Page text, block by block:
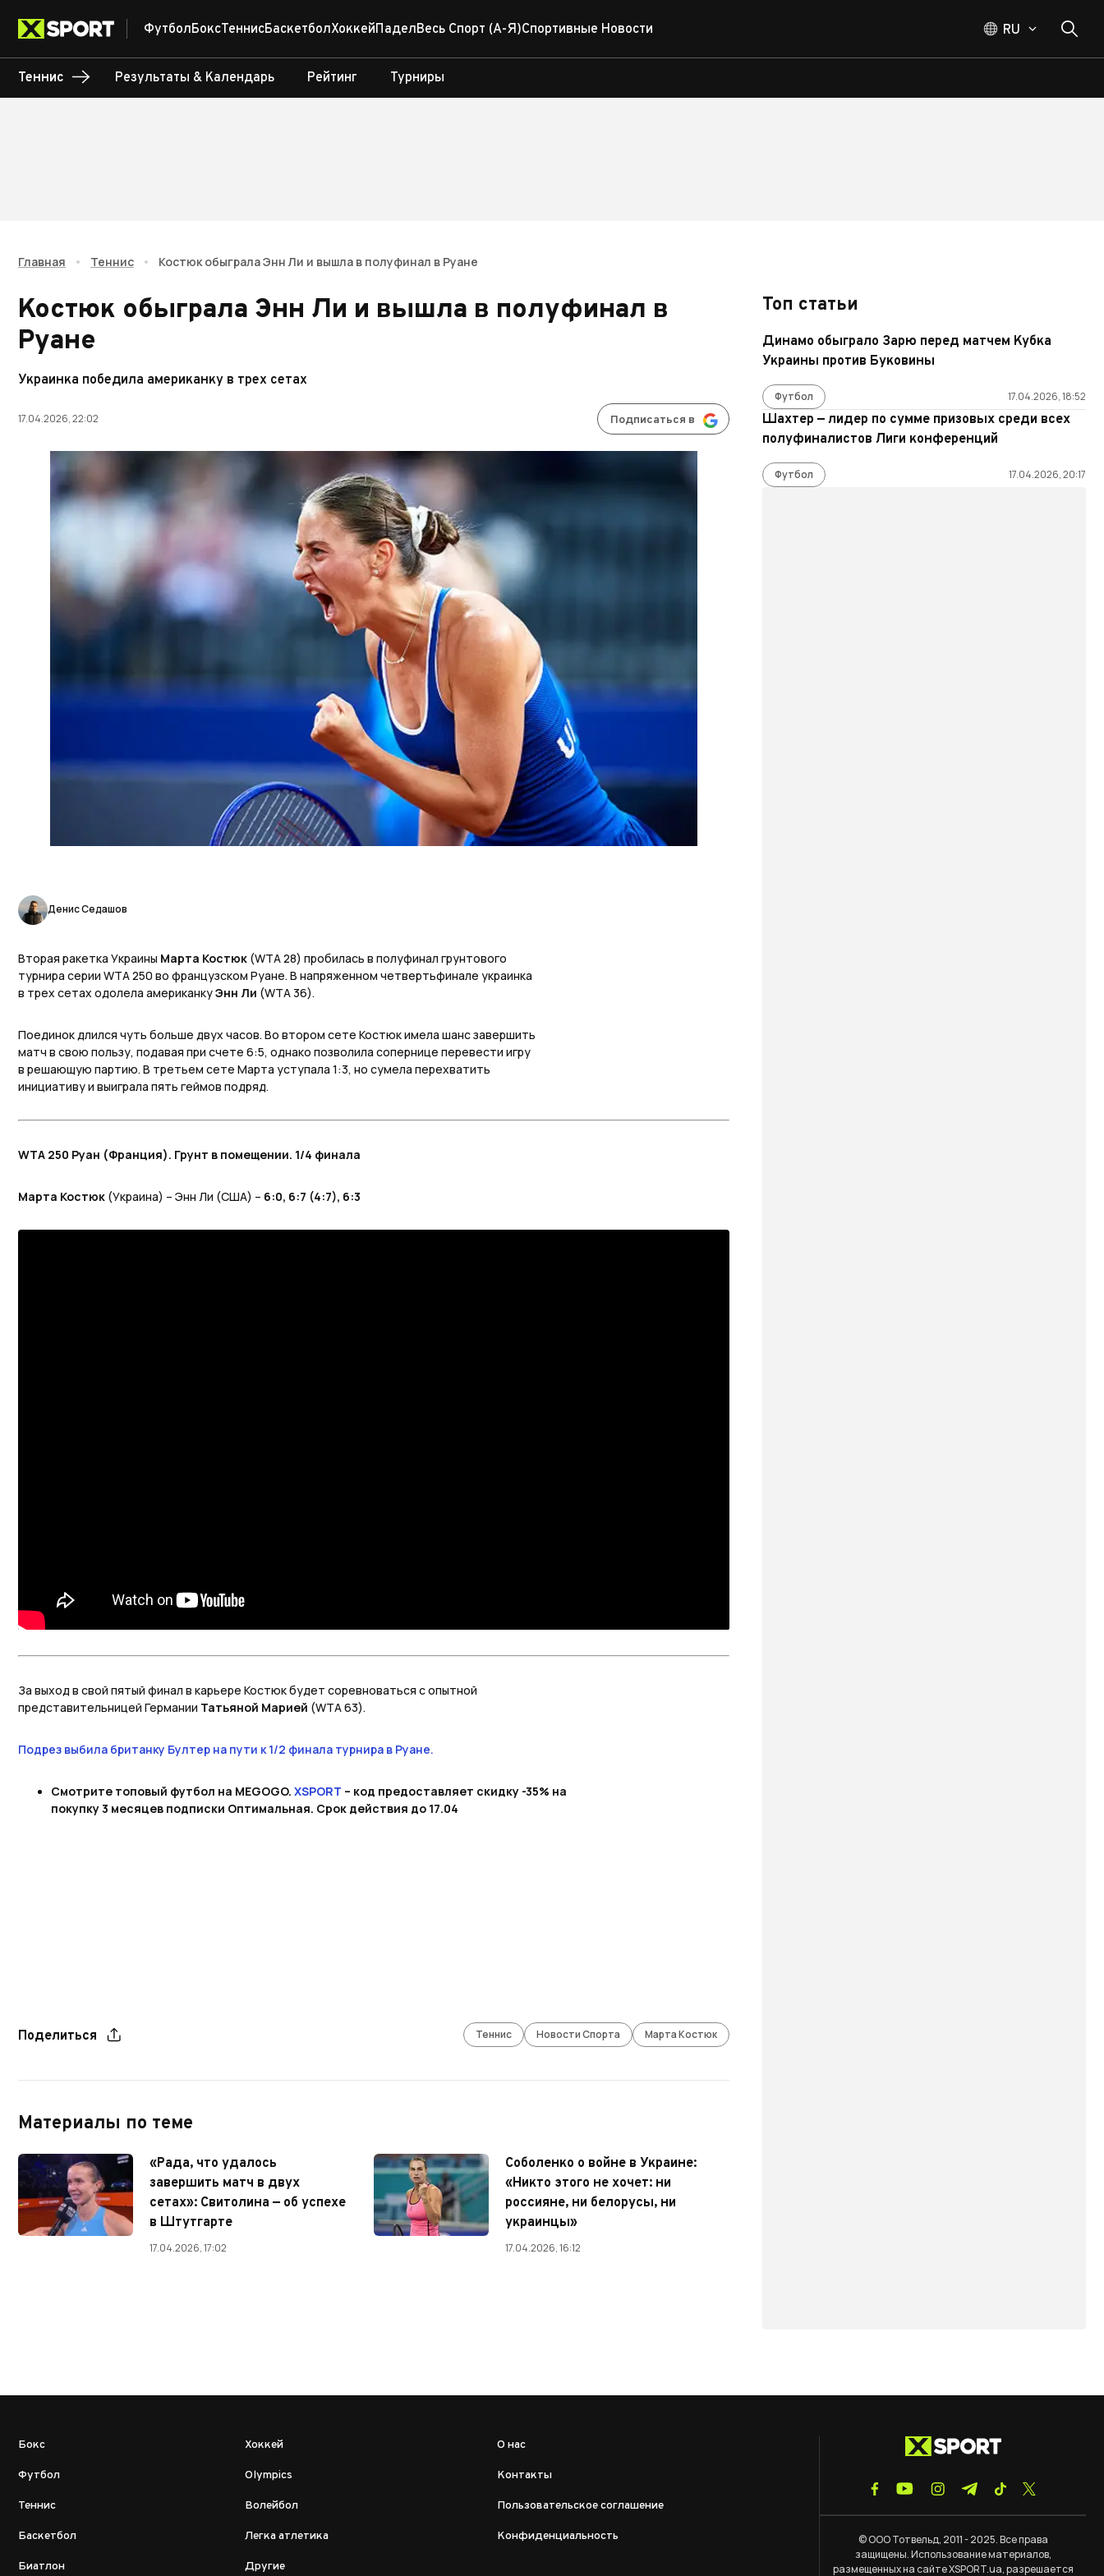
ФутболБоксТеннисБаскетболХоккейПаделВесь Спорт (А-Я)Спортивные Новости RU
Теннис Результаты & Календарь Рейтинг Турниры
Главная • Теннис • Костюк обыграла Энн Ли и вышла в полуфинал в Руане
Костюк обыграла Энн Ли и вышла в полуфинал в
Руане
Украинка победила американку в трех сетах
17.04.2026, 22:02 Подписаться в
Денис Седашов
Вторая ракетка Украины Марта Костюк (WTA 28) пробилась в полуфинал грунтового
турнира серии WTA 250 во французском Руане. В напряженном четвертьфинале украинка
в трех сетах одолела американкуЭнн Ли (WTA 36).
Поединок длился чуть больше двух часов. Во втором сете Костюк имела шанс завершить
матч в свою пользу, подавая при счете 6:5, однако позволила сопернице перевести игру
в решающую партию. В третьем сете Марта уступала 1:3, но сумела перехватить
инициативу и выиграла пять геймов подряд.
WTA 250 Руан (Франция). Грунт в помещении. 1/4 финала
Марта Костюк (Украина) – Энн Ли (США) – 6:0, 6:7 (4:7), 6:3
За выход в свой пятый финал в карьере Костюк будет соревноваться с опытной
представительницей Германии Татьяной Марией (WTA 63).
Подрез выбила британку Бултер на пути к 1/2 финала турнира в Руане.
Смотрите топовый футбол на MEGOGO. XSPORT – код предоставляет скидку -35% на
покупку 3 месяцев подписки Оптимальная. Срок действия до 17.04
Поделиться Теннис Новости Спорта Марта Костюк
Материалы по теме
«Рада, что удалось
завершить матч в двух
сетах»: Свитолина — об успехе
в Штутгарте
17.04.2026, 17:02
Соболенко о войне в Украине:
«Никто этого не хочет: ни
россияне, ни белорусы, ни
украинцы»
17.04.2026, 16:12
Топ статьи
Динамо обыграло Зарю перед матчем Кубка
Украины против Буковины
Футбол 17.04.2026, 18:52
Шахтер — лидер по сумме призовых среди всех
полуфиналистов Лиги конференций
Футбол 17.04.2026, 20:17
Бокс
Футбол
Теннис
Баскетбол
Биатлон
Хоккей
Olympics
Волейбол
Легка атлетика
Другие
О нас
Контакты
Пользовательское соглашение
Конфиденциальность
© ООО Тотвельд, 2011 - 2025. Все права
защищены. Использование материалов,
размещенных на сайте XSPORT.ua, разрешается